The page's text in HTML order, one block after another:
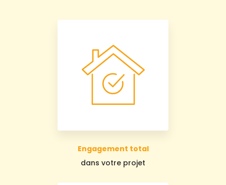
Engagement total
dans votre projet